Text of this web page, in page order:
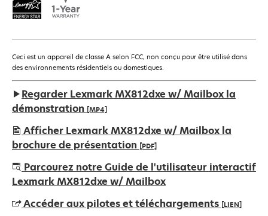
Ceci est un appareil de classe A selon FCC, non conçu pour être utilisé dans
des environnements résidentiels ou domestiques.
Regarder Lexmark MX812dxe w/ Mailbox la
démonstration [MP4]
Afficher Lexmark MX812dxe w/ Mailbox la
brochure de présentation [PDF]
s’ouvre
dans
nouvel
Parcourez notre Guide de l'utilisateur interactif
Lexmark MX812dxe w/ Mailbox
Accéder aux pilotes et téléchargements [LIEN]